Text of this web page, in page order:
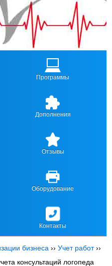
Программы
Дополнения
Отзывы
Оборудование
Контакты
бизнеса ››Учет работ››
консультаций логопеда